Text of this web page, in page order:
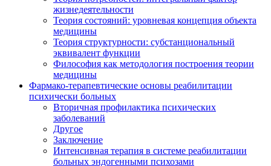
жизнедеятельности
Теория состояний: уровневая концепция объекта
медицины
Теория структурности: субстанциональный
эквивалент функции
Философия как методология построения теории
медицины
Фармако-терапевтические основы реабилитации
психически больных
Вторичная профилактика психических
заболеваний
Другое
Заключение
Интенсивная терапия в системе реабилитации
больных эндогенными психозами